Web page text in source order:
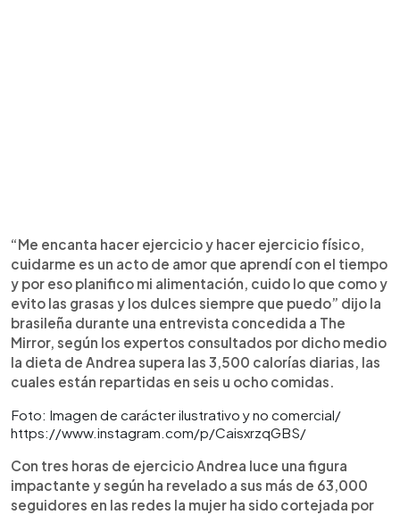
“Me encanta hacer ejercicio y hacer ejercicio físico,
cuidarme es un acto de amor que aprendí con el tiempo
y por eso planifico mi alimentación, cuido lo que como y
evito las grasas y los dulces siempre que puedo” dijo la
brasileña durante una entrevista concedida a The
Mirror, según los expertos consultados por dicho medio
la dieta de Andrea supera las 3,500 calorías diarias, las
cuales están repartidas en seis u ocho comidas.
Foto: Imagen de carácter ilustrativo y no comercial/
https://www.instagram.com/p/CaisxrzqGBS/
Con tres horas de ejercicio Andrea luce una figura
impactante y según ha revelado a sus más de 63,000
seguidores en las redes la mujer ha sido cortejada por